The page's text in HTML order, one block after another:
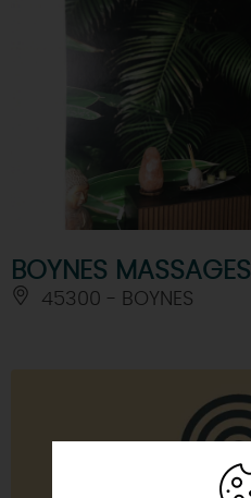
BOYNES MASSAGES
45300 - BOYNES